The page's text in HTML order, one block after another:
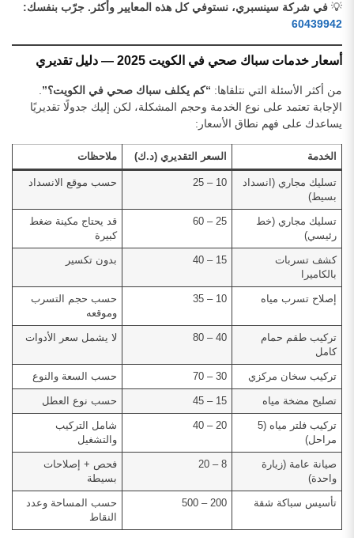
💡 في شركة سينسبري، نستوفي كل هذه المعايير وأكثر. جرّب بنفسك:
60439942
أسعار خدمات سباك صحي في الكويت 2025 — دليل تقديري
من أكثر الأسئلة التي نتلقاها: “كم يكلف سباك صحي في الكويت؟”
الإجابة تعتمد على نوع الخدمة وحجم المشكلة، لكن إليك جدولًا تقديريًا
يساعدك على فهم نطاق الأسعار:
الخدمة السعر التقديري (د.ك) ملاحظات
تسليك مجاري (انسداد
بسيط)
10 – 25 حسب موقع الانسداد
تسليك مجاري (خط
رئيسي)
25 – 60
قد يحتاج مكينة ضغط
كبيرة
كشف تسربات
بالكاميرا
15 – 40 بدون تكسير
إصلاح تسرب مياه 10 – 35
حسب حجم التسرب
وموقعه
تركيب طقم حمام
كامل
40 – 80 لا يشمل سعر الأدوات
تركيب سخان مركزي 30 – 70 حسب السعة والنوع
تصليح مضخة مياه 15 – 45 حسب نوع العطل
تركيب فلتر مياه (5
مراحل)
20 – 40
شامل التركيب
والتشغيل
صيانة عامة (زيارة
واحدة)
8 – 20
فحص + إصلاحات
بسيطة
تأسيس سباكة شقة 200 – 500
حسب المساحة وعدد
النقاط